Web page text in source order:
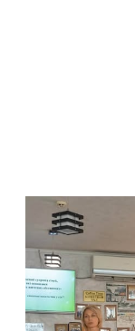
родин: